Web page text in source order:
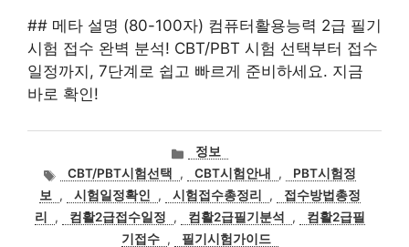
## 메타 설명 (80-100자) 컴퓨터활용능력 2급 필기
시험 접수 완벽 분석! CBT/PBT 시험 선택부터 접수
일정까지, 7단계로 쉽고 빠르게 준비하세요. 지금
바로 확인!
카
테
고
리
정보
태CBT/PBT시험선택 , CBT시험안내 ,
PBT시험정
보
, 시험일정확인 , 시험접수총정리 ,
접수방법총정
리
, 컴활2급접수일정 , 컴활2급필기분석 ,
컴활2급필
기접수 , 필기시험가이드